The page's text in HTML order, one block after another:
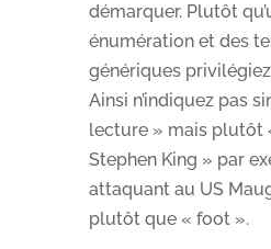
démarquer. Plutôt
énumération et des
génériques
Ainsi n’indiquez pas
lecture » mais plutôt
Stephen King » par
attaquant au US
plutôt que « foot ».